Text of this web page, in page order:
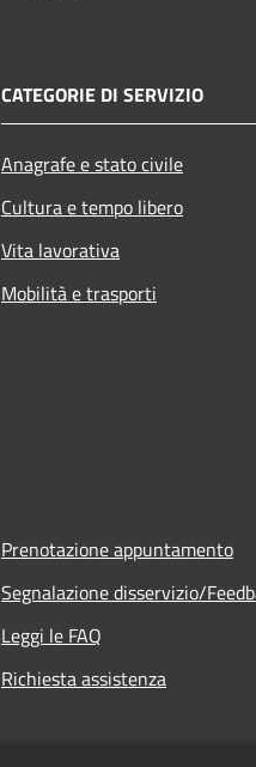
CATEGORIE DI SERVIZIO
Anagrafe e stato civile
Cultura e tempo libero
Vita lavorativa
Mobilità e trasporti
Prenotazione appuntamento
Segnalazione disservizio/
Leggi le FAQ
Richiesta assistenza